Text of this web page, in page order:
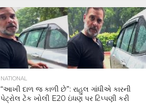
NATIONAL
“આખી દાળ જ કાળી છે”: રાહુલ ગાંધીએ કારની
પેટ્રોલ ટેંક ખોલી E20 ઇંધણ પર ટિપ્પણી કરી